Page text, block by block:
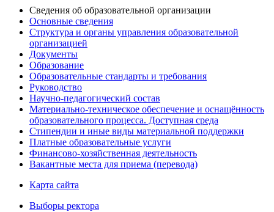
Сведения об образовательной организации
Основные сведения
Структура и органы управления образовательной
организацией
Документы
Образование
Образовательные стандарты и требования
Руководство
Научно-педагогический состав
Материально-техническое обеспечение и оснащённость
образовательного процесса. Доступная среда
Стипендии и иные виды материальной поддержки
Платные образовательные услуги
Финансово-хозяйственная деятельность
Вакантные места для приема (перевода)
Карта сайта
Выборы ректора